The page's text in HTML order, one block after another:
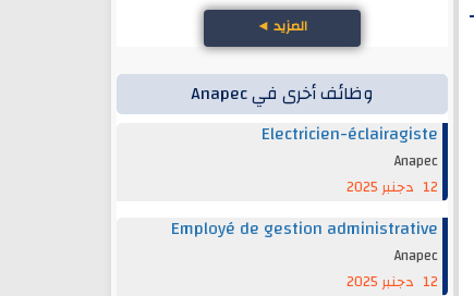
المزيد ◄
وظائف أخرى في Anapec
Electricien-éclairagiste
Anapec
12 دجنبر 2025
Employé de gestion administrative
Anapec
12 دجنبر 2025